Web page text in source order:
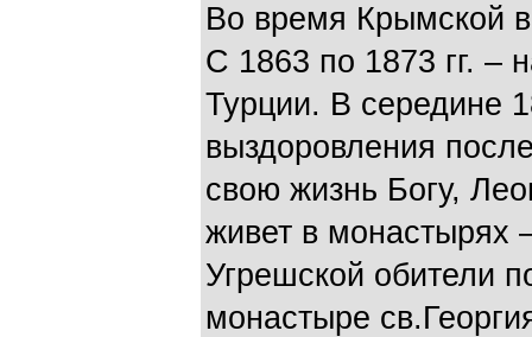
Во время Крымской
С 1863 по 1873 гг. –
Турции. В середине
выздоровления
свою жизнь Богу,
живет в монастырях
Угрешской обители
монастыре